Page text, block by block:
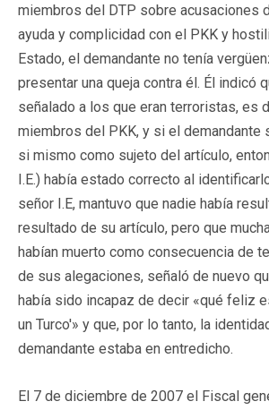
miembros del DTP sobre acusaciones
ayuda y complicidad con el PKK y
Estado, el demandante no tenía
presentar una queja contra él. Él indicó
señalado a los que eran terroristas, es
miembros del PKK, y si el demandante
si mismo como sujeto del artículo,
I.E.) había estado correcto al
señor I.E, mantuvo que nadie había
resultado de su artículo, pero que
habían muerto como consecuencia de
de sus alegaciones, señaló de nuevo
había sido incapaz de decir «qué feliz
un Turco'» y que, por lo tanto, la
demandante estaba en entredicho.
El 7 de diciembre de 2007 el Fiscal